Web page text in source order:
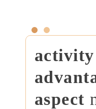
activity
aspect